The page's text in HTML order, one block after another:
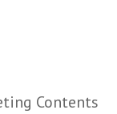
Contents